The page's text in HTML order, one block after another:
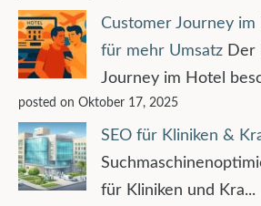
Customer Journey
für mehr Umsatz Der
Journey im Hotel
posted on Oktober 17, 2025
SEO für Kliniken &
für Kliniken und Kra...